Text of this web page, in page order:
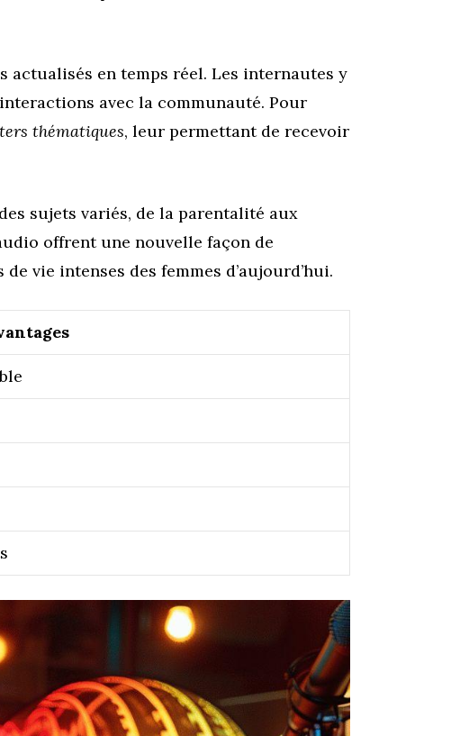
actualisés en temps réel. Les internautes y
avec la communauté. Pour
thématiques, leur permettant de recevoir
sujets variés, de la parentalité aux
offrent une nouvelle façon de
vie intenses des femmes d’aujourd’hui.